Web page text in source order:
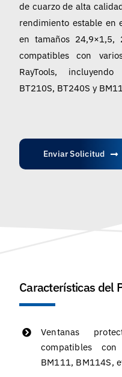
de cuarzo de alta
rendimiento estable en
en tamaños 24,9×1,5,
compatibles con
RayTools,
BT210S, BT240S y
Enviar Solicitud
Características del
Ventanas
compatibles
BM111, BM114S,